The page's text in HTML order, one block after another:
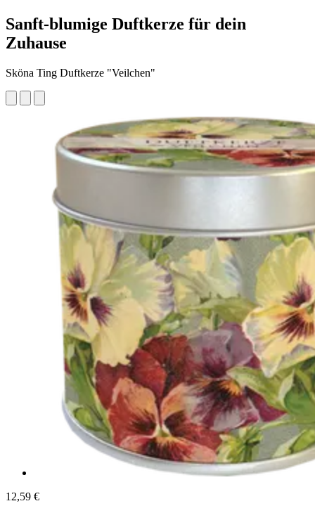
Sanft-blumige Duftkerze für dein
Zuhause
Sköna Ting Duftkerze "Veilchen"
12,59 €